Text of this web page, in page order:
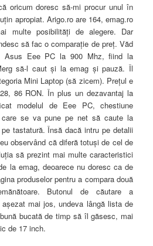
oricum doresc să-mi procur unul în
apropiat. Arigo.ro are 164, emag.ro
multe posibilităţi de alegere. Dar
să fac o comparaţie de preţ. Văd
Asus Eee PC la 900 Mhz, fiind la
să-l caut şi la emag şi pauză. Îl
Mini Laptop (să zicem). Preţul e
86 RON. În plus un dezavantaj la
modelul de Eee PC, chestiune
care se va pune pe net să caute la
tastatură. Însă dacă intru pe detalii
observând că diferă totuşi de cel de
să prezint mai multe caracteristici
la emag, deoarece nu doresc ca de
produselor pentru a compara două
Butonul de căutare a
mai jos, undeva lângă lista de
bucată de timp să îl găsesc, mai
de 17 inch.